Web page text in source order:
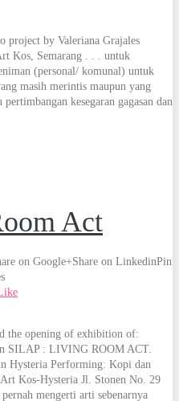
project by Valeriana Grajales
Kos, Semarang . . . untuk
(personal/ komunal) untuk
masih merintis maupun yang
kesegaran gagasan dan
Act
on Google+Share on LinkedinPin
the opening of exhibition of:
SILAP : LIVING ROOM ACT.
Hysteria Performing: Kopi dan
Kos-Hysteria Jl. Stonen No. 29
mengerti arti sebenarnya